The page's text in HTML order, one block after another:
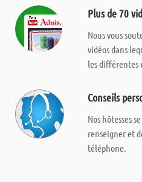
Plus de 70
Nous vous
vidéos dans
les différentes
Conseils
Nos hôtesses
renseigner et
téléphone.